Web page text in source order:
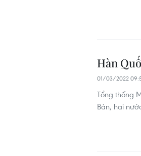
Hàn
01/03/2022
Tổng thống
Bản, hai